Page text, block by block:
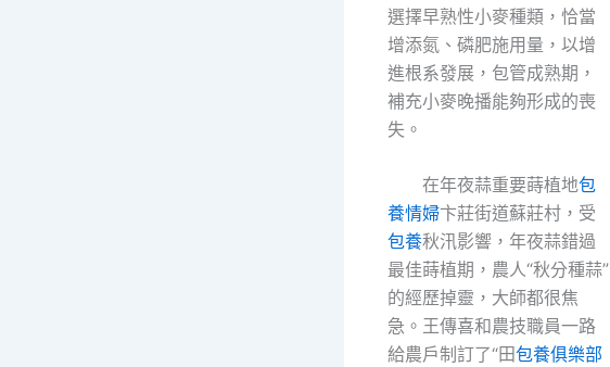
選擇早熟性小麥種類，恰當
增添氮、磷肥施用量，以增
進根系發展，包管成熟期，
補充小麥晚播能夠形成的喪
失。
在年夜蒜重要蒔植地包
養情婦卞莊街道蘇莊村，受
包養秋汛影響，年夜蒜錯過
最佳蒔植期，農人“秋分種蒜”
的經歷掉靈，大師都很焦
急。王傳喜和農技職員一路
給農戶制訂了“田包養俱樂部